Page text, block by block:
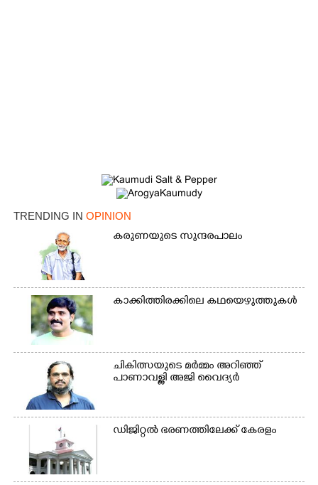
TRENDING IN OPINION
കരുണയുടെ സുന്ദരപാലം
കാക്കിത്തിരക്കിലെ കഥയെഴുത്തുകൾ
ചികിത്സയുടെ മർമ്മം അറിഞ്ഞ്
പാണാവള്ളി അജി വൈദ്യർ
ഡിജിറ്റൽ ഭരണത്തിലേക്ക് കേരളം